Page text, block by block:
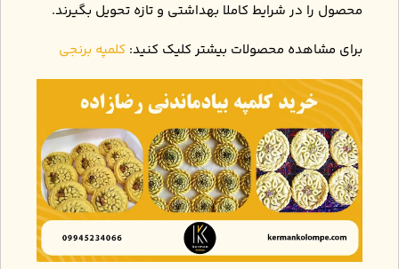
محصول را در شرایط کاملا بهداشتی و تازه تحویل بگیرند.
برای مشاهده محصولات بیشتر کلیک کنید: کلمپه برنجی